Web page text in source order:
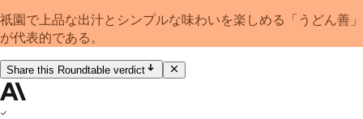
祇園で上品な出汁とシンプルな味わいを楽しめる「うどん善」
が代表的である。
Share this Roundtable verdict
✓